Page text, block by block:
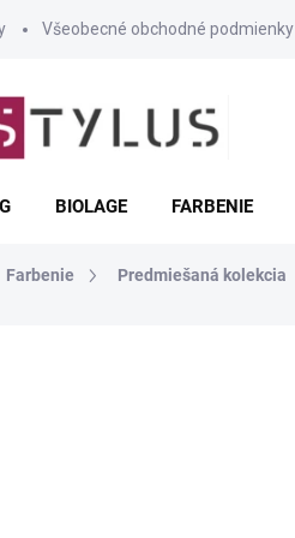
Všeobecné obchodné podmienky
BIOLAGE FARBENIE
Farbenie Predmiešaná kolekcia